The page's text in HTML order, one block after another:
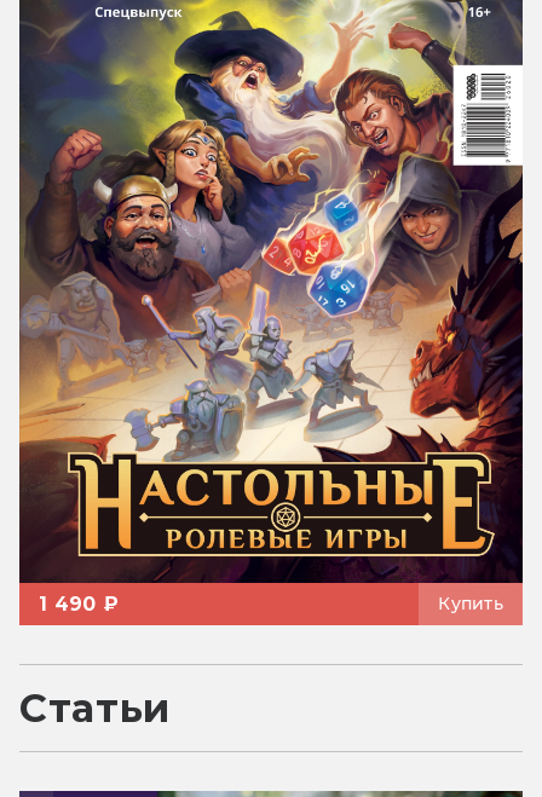
1 490 ₽ Купить
Статьи